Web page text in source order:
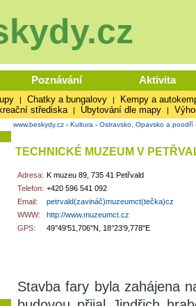
Poznávání Aktivita
| Chatky a bungalovy | Kempy a
střediska | Ubytování dle mapy |
www.beskydy.cz - Kultura - Ostravsko, Opavsko a poodří
TECHNICKÉ MUZEUM V
Adresa: K muzeu 89, 735 41 Petřvald
Telefon: +420 596 541 092
Email:
petrvald(zavináč)muzeumct(tečka)cz
WWW:
http://www.muzeumct.cz
GPS:
49°49'51,706"N, 18°23'9,778"E
Stavba fary byla zahájena